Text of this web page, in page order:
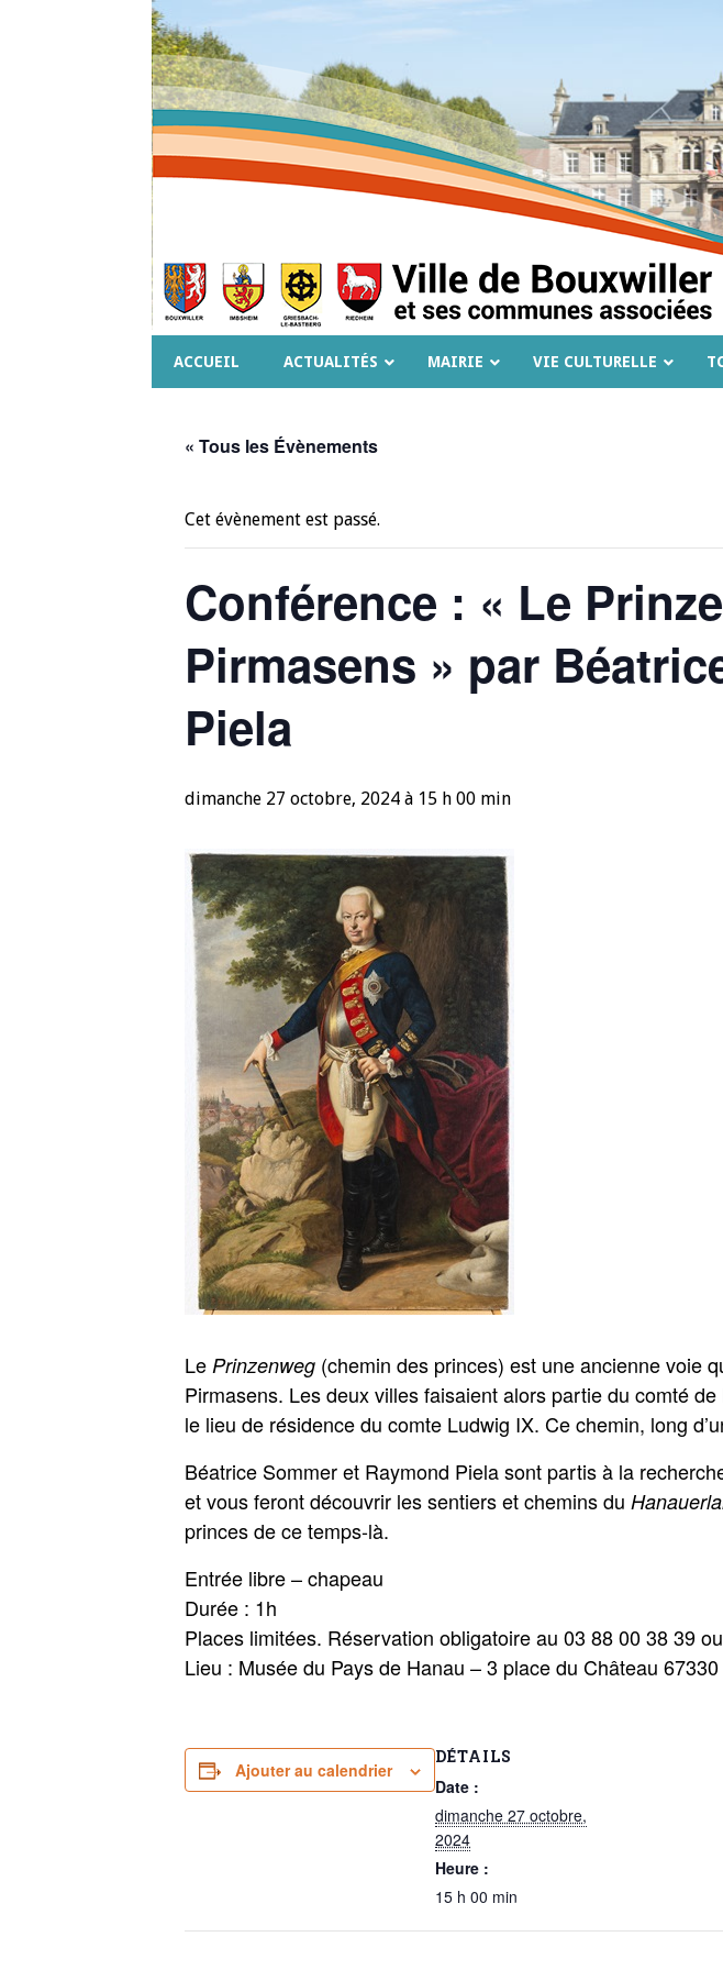
ACCUEIL ACTUALITÉS MAIRIE VIE CULTURELLE
« Tous les Évènements
Cet évènement est passé.
Conférence : « Le
Pirmasens » par
Piela
dimanche 27 octobre, 2024 à 15 h 00 min
Le Prinzenweg (chemin des princes) est une ancienne voie
Pirmasens. Les deux villes faisaient alors partie du comté
le lieu de résidence du comte Ludwig IX. Ce chemin, long
Béatrice Sommer et Raymond Piela sont partis à la
et vous feront découvrir les sentiers et chemins du
princes de ce temps-là.
Entrée libre – chapeau
Durée : 1h
Places limitées. Réservation obligatoire au 03 88 00 38 39 ou
Lieu : Musée du Pays de Hanau – 3 place du Château
Ajouter au calendrier
DÉTAILS
Date :
dimanche 27 octobre,
2024
Heure :
15 h 00 min